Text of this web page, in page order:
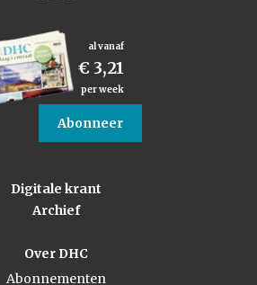
al vanaf
€ 3,21
per week
Abonneer
Digitale krant
Archief
Over DHC
Abonnementen